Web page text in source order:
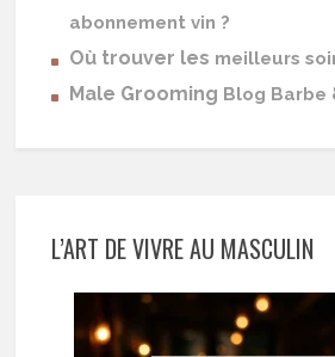
abonnement vin ?
Où trouver les meilleurs
Male Grooming Blog Barbe
L’ART DE VIVRE AU MASCULIN